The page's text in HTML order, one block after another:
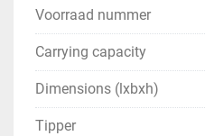
Voorraad nummer
Carrying capacity
Dimensions (lxbxh)
Tipper